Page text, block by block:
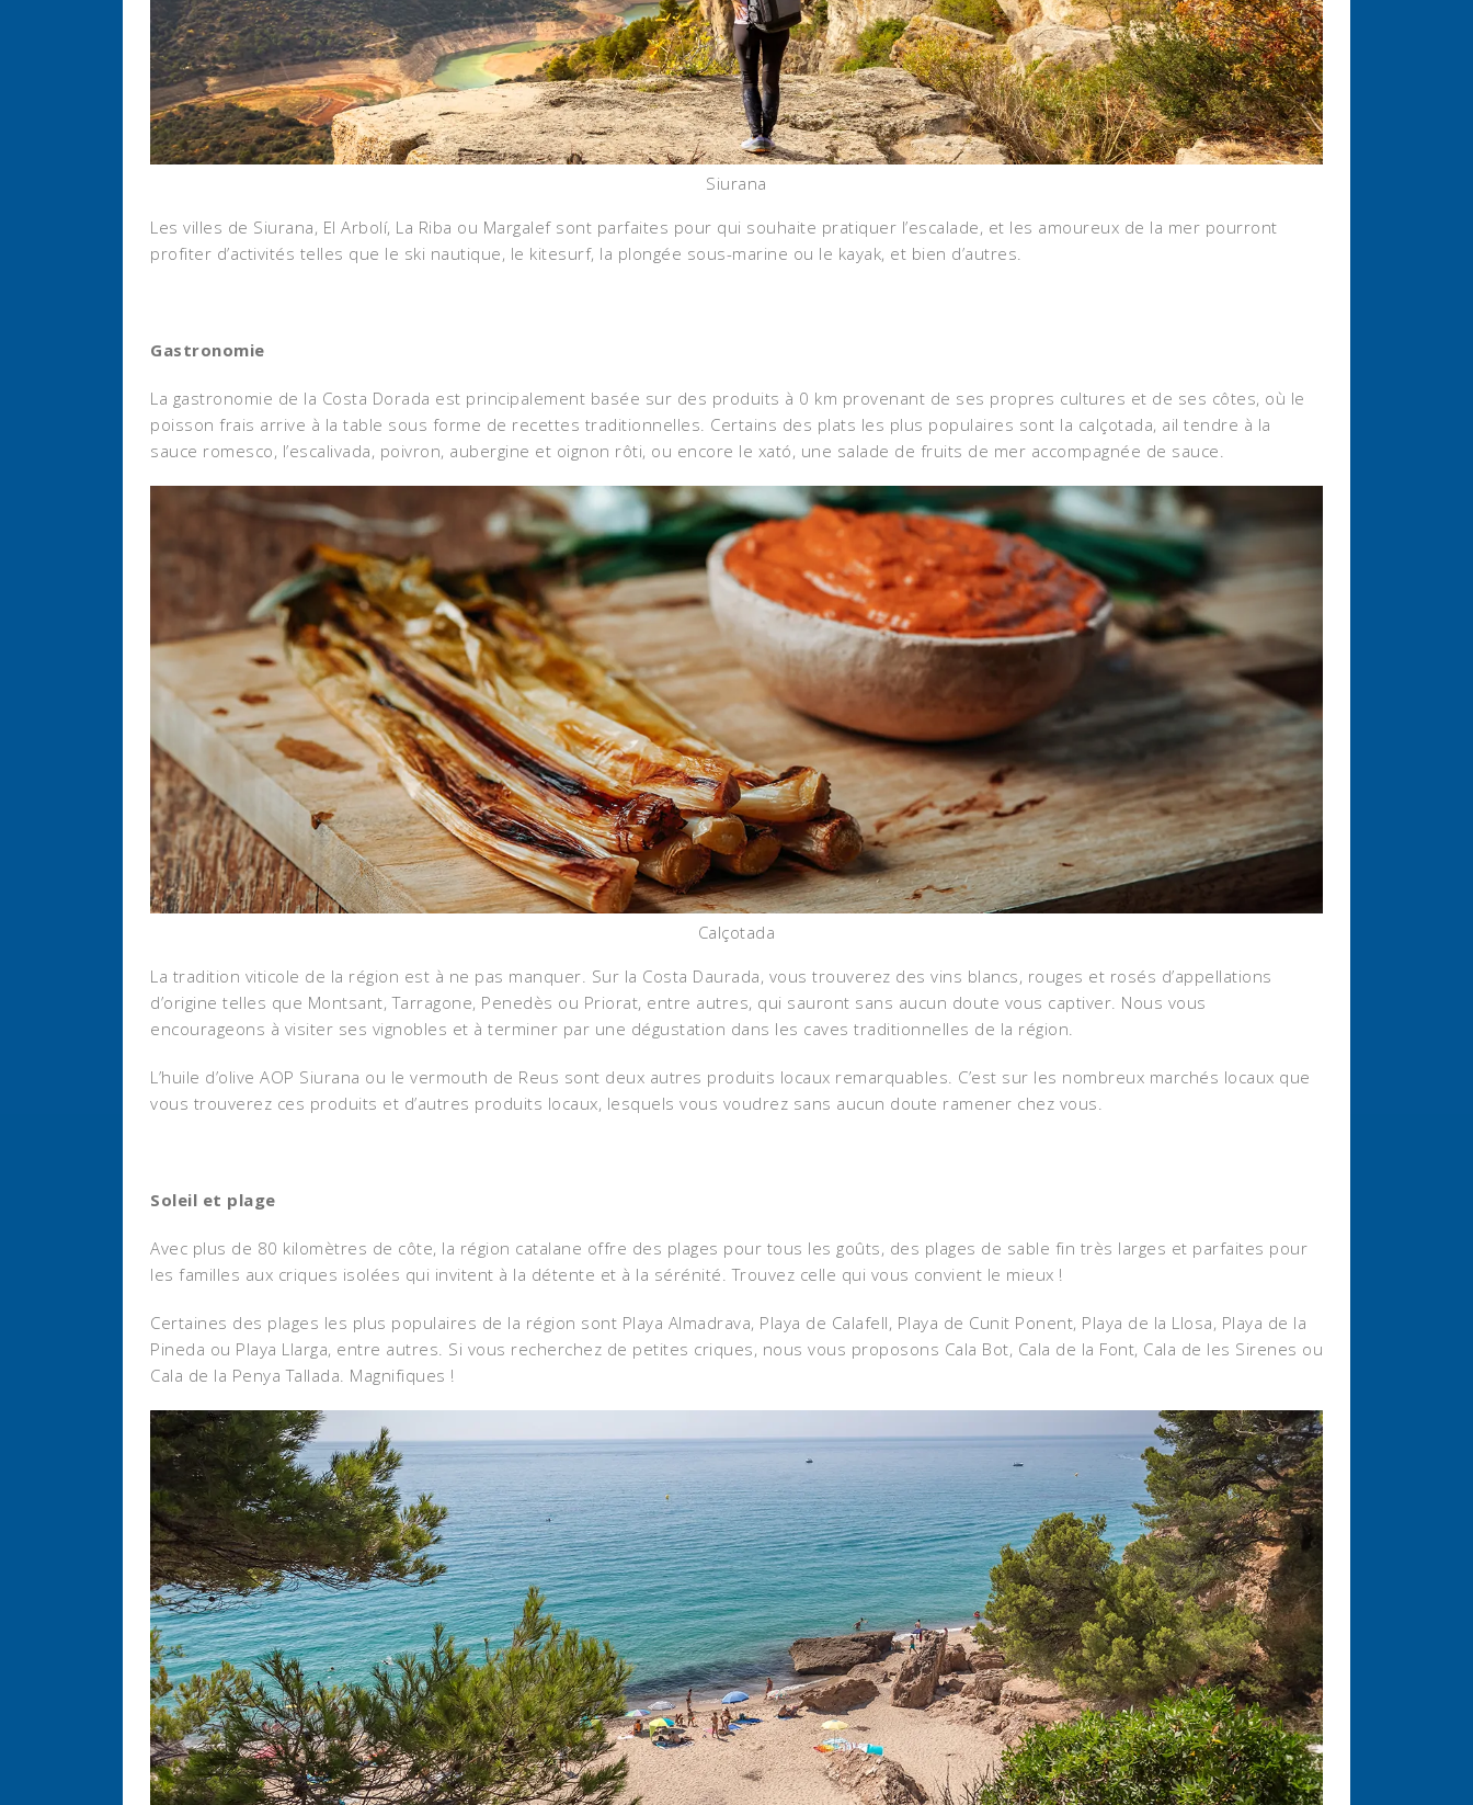
Siurana
Les villes de Siurana, El Arbolí, La Riba ou Margalef sont parfaites pour qui souhaite pratiquer l’escalade, et les amoureux de la mer pourront
profiter d’activités telles que le ski nautique, le kitesurf, la plongée sous-marine ou le kayak, et bien d’autres.
Gastronomie
La gastronomie de la Costa Dorada est principalement basée sur des produits à 0 km provenant de ses propres cultures et de ses côtes, où le
poisson frais arrive à la table sous forme de recettes traditionnelles. Certains des plats les plus populaires sont la calçotada, ail tendre à la
sauce romesco, l’escalivada, poivron, aubergine et oignon rôti, ou encore le xató, une salade de fruits de mer accompagnée de sauce.
Calçotada
La tradition viticole de la région est à ne pas manquer. Sur la Costa Daurada, vous trouverez des vins blancs, rouges et rosés d’appellations
d’origine telles que Montsant, Tarragone, Penedès ou Priorat, entre autres, qui sauront sans aucun doute vous captiver. Nous vous
encourageons à visiter ses vignobles et à terminer par une dégustation dans les caves traditionnelles de la région.
L’huile d’olive AOP Siurana ou le vermouth de Reus sont deux autres produits locaux remarquables. C’est sur les nombreux marchés locaux que
vous trouverez ces produits et d’autres produits locaux, lesquels vous voudrez sans aucun doute ramener chez vous.
Soleil et plage
Avec plus de 80 kilomètres de côte, la région catalane offre des plages pour tous les goûts, des plages de sable fin très larges et parfaites pour
les familles aux criques isolées qui invitent à la détente et à la sérénité. Trouvez celle qui vous convient le mieux !
Certaines des plages les plus populaires de la région sont Playa Almadrava, Playa de Calafell, Playa de Cunit Ponent, Playa de la Llosa, Playa de la
Pineda ou Playa Llarga, entre autres. Si vous recherchez de petites criques, nous vous proposons Cala Bot, Cala de la Font, Cala de les Sirenes ou
Cala de la Penya Tallada. Magnifiques !